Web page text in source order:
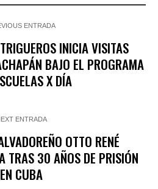
ENTRADA
INICIA VISITAS
BAJO EL PROGRAMA
X DÍA
ENTRADA
OTTO RENÉ
TRAS 30 AÑOS DE PRISIÓN
EN CUBA